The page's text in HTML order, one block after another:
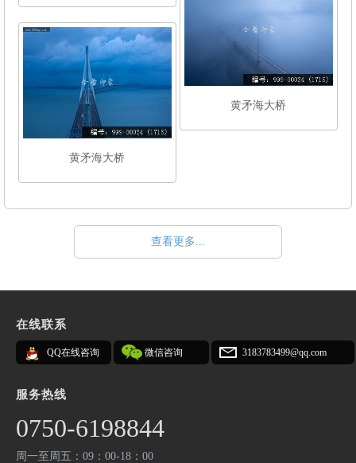
黄矛海大桥
黄矛海大桥
查看更多...
在线联系
QQ在线咨询 微信咨询 3183783499@qq.com
服务热线
0750-6198844
周一至周五：09：00-18：00